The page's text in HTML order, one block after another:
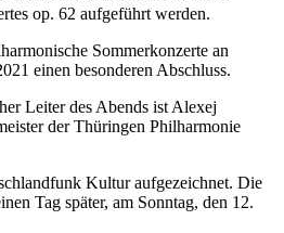
op. 62 aufgeführt werden.
Sommerkonzerte an
einen besonderen Abschluss.
Leiter des Abends ist Alexej
der Thüringen Philharmonie
Kultur aufgezeichnet. Die
Tag später, am Sonntag, den 12.